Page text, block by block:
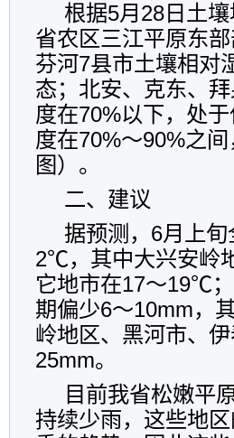
根据5月28日土
省农区三江平原东
芬河7县市土壤相对
态；北安、克东、
度在70%以下，处
度在70%～90%之
图）。
二、建议
据预测，6月上
2℃，其中大兴安岭
它地市在17～19℃
期偏少6～10mm，
岭地区、黑河市、
25mm。
目前我省松嫩平
持续少雨，这些地